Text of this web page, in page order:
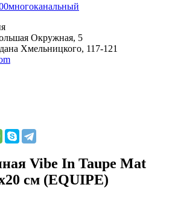
многоканальный
Окружная, 5
Хмельницкого, 117-121
Vibe In Taupe Mat
см (EQUIPE)